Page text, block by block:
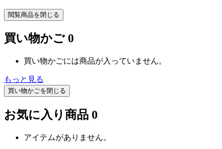
閲覧商品を閉じる
買い物かご 0
買い物かごには商品が入っていません。
もっと見る
買い物かごを閉じる
お気に入り商品 0
アイテムがありません。